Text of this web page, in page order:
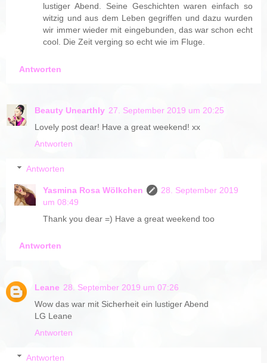
lustiger Abend. Seine Geschichten waren einfach so
witzig und aus dem Leben gegriffen und dazu wurden
wir immer wieder mit eingebunden, das war schon echt
cool. Die Zeit verging so echt wie im Fluge.
Antworten
Beauty Unearthly 27. September 2019 um 20:25
Lovely post dear! Have a great weekend! xx
Antworten
Antworten
Yasmina Rosa Wölkchen
28. September 2019
um 08:49
Thank you dear =) Have a great weekend too
Antworten
Leane 28. September 2019 um 07:26
Wow das war mit Sicherheit ein lustiger Abend
LG Leane
Antworten
Antworten